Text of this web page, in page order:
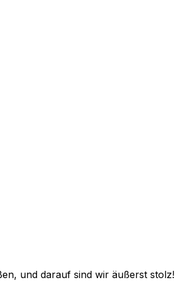
und darauf sind wir äußerst stolz!